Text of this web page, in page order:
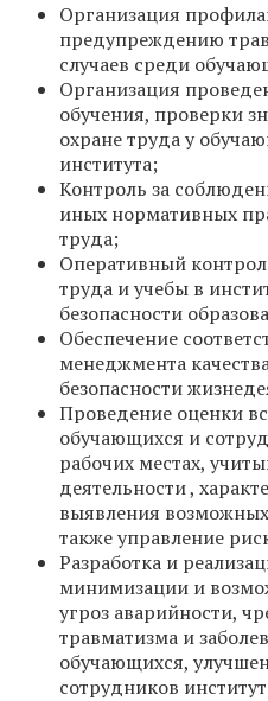
Организация
предупреждению
случаев среди
Организация
обучения, проверки
охране труда у
института;
Контроль за
иных нормативных
труда;
Оперативный
труда и учебы в
безопасности
Обеспечение
менеджмента
безопасности
Проведение оценки
обучающихся и
рабочих местах,
деятельности ,
выявления
также управление
Разработка и
минимизации и
угроз аварийности,
травматизма и
обучающихся,
сотрудников